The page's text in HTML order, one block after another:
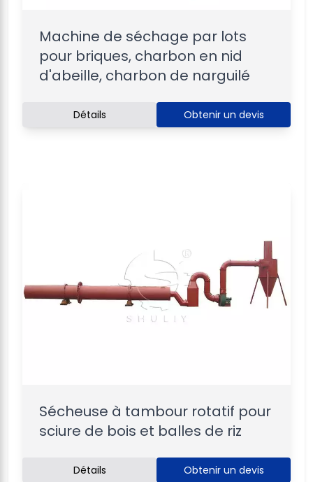
Machine de séchage par lots
pour briques, charbon en nid
d'abeille, charbon de narguilé
Détails Obtenir un devis
Sécheuse à tambour rotatif pour
sciure de bois et balles de riz
Détails Obtenir un devis